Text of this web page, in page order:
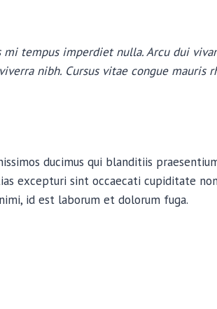
tempus imperdiet nulla. Arcu dui
nibh. Cursus vitae congue mauris
ducimus qui blanditiis
excepturi sint occaecati cupiditate
id est laborum et dolorum fuga.